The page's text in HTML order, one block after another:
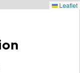
Leaflet